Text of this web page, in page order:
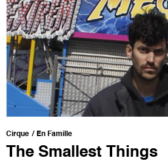
Cirque En Famille
The Smallest Things